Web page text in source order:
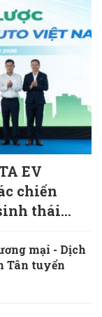
EV
chiến
thái
mại - Dịch
Tân tuyển